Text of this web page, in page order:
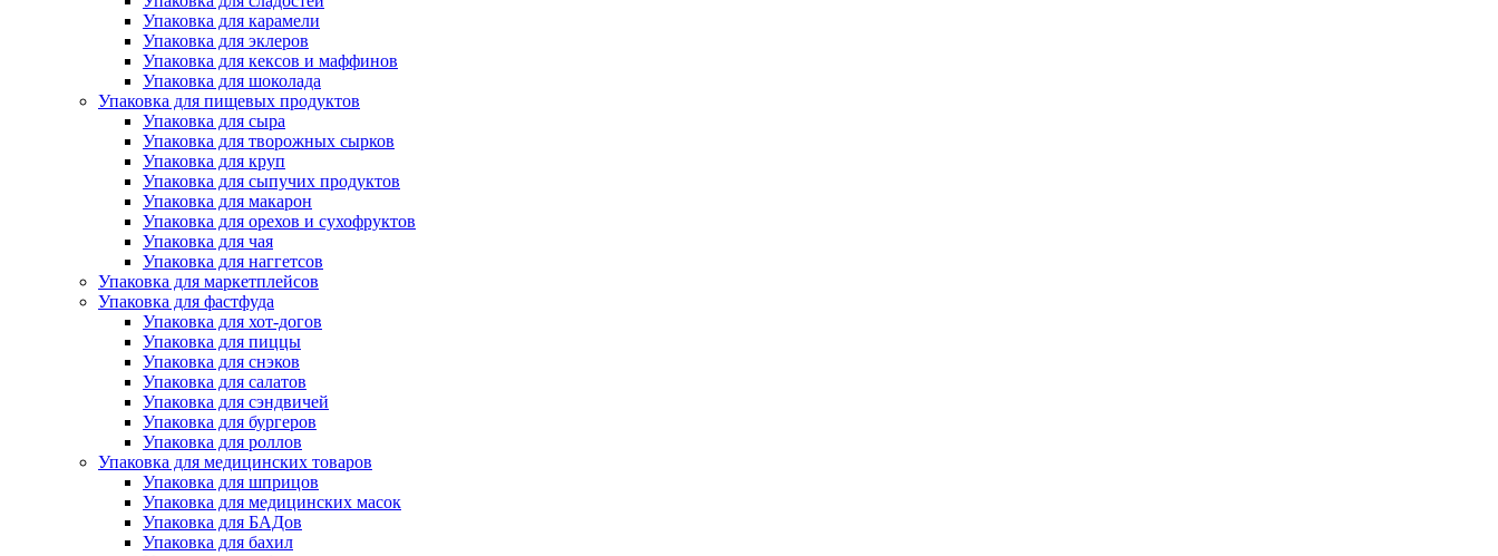
Упаковка для карамели
Упаковка для эклеров
Упаковка для кексов и маффинов
Упаковка для шоколада
Упаковка для пищевых продуктов
Упаковка для сыра
Упаковка для творожных сырков
Упаковка для круп
Упаковка для сыпучих продуктов
Упаковка для макарон
Упаковка для орехов и сухофруктов
Упаковка для чая
Упаковка для наггетсов
Упаковка для маркетплейсов
Упаковка для фастфуда
Упаковка для хот-догов
Упаковка для пиццы
Упаковка для снэков
Упаковка для салатов
Упаковка для сэндвичей
Упаковка для бургеров
Упаковка для роллов
Упаковка для медицинских товаров
Упаковка для шприцов
Упаковка для медицинских масок
Упаковка для БАДов
Упаковка для бахил